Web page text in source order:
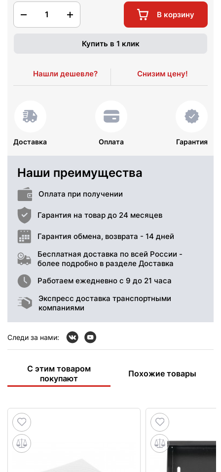
1 В корзину
Купить в 1 клик
Нашли дешевле? Снизим цену!
Доставка Оплата Гарантия
Наши преимущества
Оплата при получении
Гарантия на товар до 24 месяцев
Гарантия обмена, возврата - 14 дней
Бесплатная доставка по всей России -
более подробно в разделе Доставка
Работаем ежедневно с 9 до 21 часа
Экспресс доставка транспортными
компаниями
Следи за нами:
С этим товаром
покупают
Похожие товары